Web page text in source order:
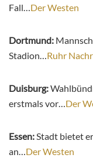
Fall…Der Westen
Dortmund:
Stadion…Ruhr
Duisburg:
erstmals vor…Der
Essen:Stadt bietet
an…Der Westen